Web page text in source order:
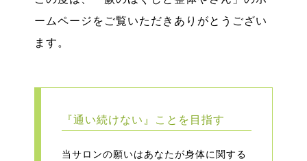
ームページをご覧いただきありがとうござい
ます。
『通い続けない』ことを目指す
当サロンの願いはあなたが身体に関する